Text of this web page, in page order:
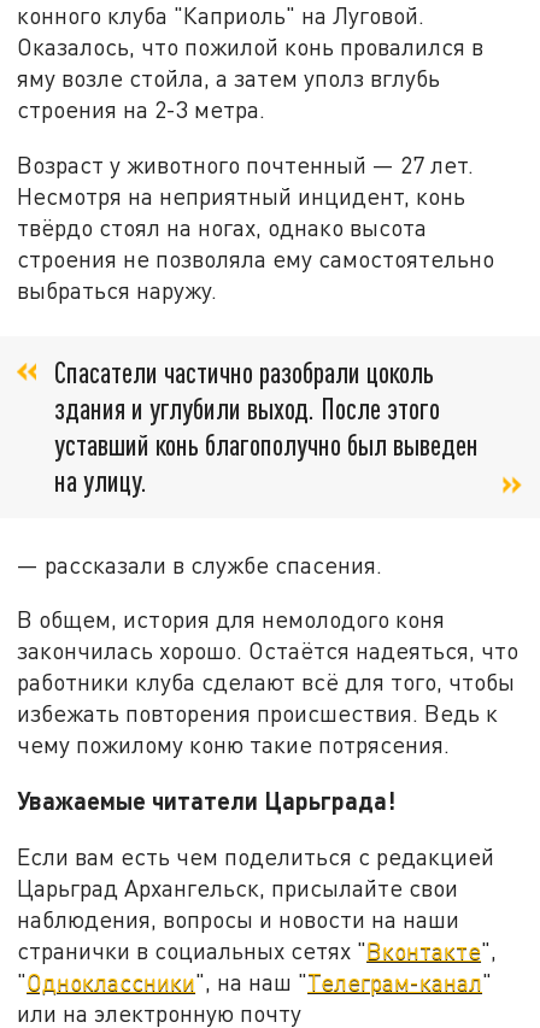
конного клуба "Каприоль" на Луговой.
Оказалось, что пожилой конь провалился в
яму возле стойла, а затем уполз вглубь
строения на 2-3 метра.
Возраст у животного почтенный — 27 лет.
Несмотря на неприятный инцидент, конь
твёрдо стоял на ногах, однако высота
строения не позволяла ему самостоятельно
выбраться наружу.
Спасатели частично разобрали цоколь
здания и углубили выход. После этого
уставший конь благополучно был выведен
на улицу.
— рассказали в службе спасения.
В общем, история для немолодого коня
закончилась хорошо. Остаётся надеяться, что
работники клуба сделают всё для того, чтобы
избежать повторения происшествия. Ведь к
чему пожилому коню такие потрясения.
Уважаемые читатели Царьграда!
Если вам есть чем поделиться с редакцией
Царьград Архангельск, присылайте свои
наблюдения, вопросы и новости на наши
странички в социальных сетях "Вконтакте",
"Одноклассники", на наш "Телеграм-канал"
или на электронную почту